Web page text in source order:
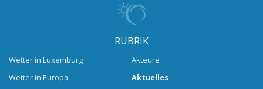
RUBRIK
Wetter in Luxemburg
Wetter in Europa
Akteure
Aktuelles